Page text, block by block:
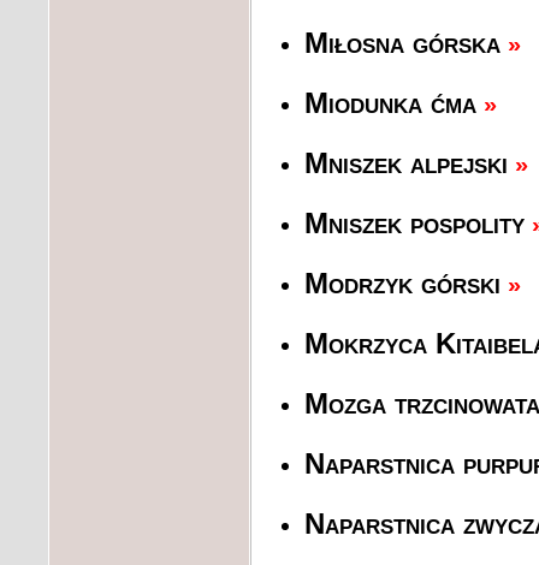
Miłosna górska »
Miodunka ćma »
Mniszek alpejski »
Mniszek pospolity
Modrzyk górski »
Mokrzyca
Mozga trzcinowata
Naparstnica
Naparstnica